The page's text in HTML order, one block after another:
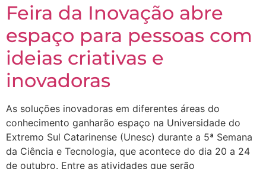
Feira da Inovação abre
espaço para pessoas com
ideias criativas e
inovadoras
As soluções inovadoras em diferentes áreas do
conhecimento ganharão espaço na Universidade do
Extremo Sul Catarinense (Unesc) durante a 5ª Semana
da Ciência e Tecnologia, que acontece do dia 20 a 24
de outubro. Entre as atividades que serão